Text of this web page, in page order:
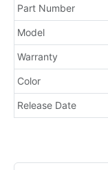
Part Number
Model
Warranty
Color
Release Date